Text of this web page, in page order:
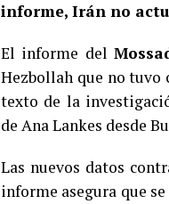
informe, Irán no
El informe del
Hezbollah que no
texto de la
de Ana Lankes desde
Las nuevos datos
informe asegura que